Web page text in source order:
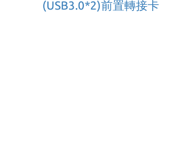
助外接供電介面與